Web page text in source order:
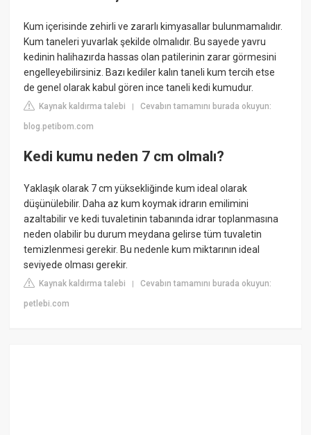
Kum içerisinde zehirli ve zararlı kimyasallar bulunmamalıdır.
Kum taneleri yuvarlak şekilde olmalıdır. Bu sayede yavru
kedinin halihazırda hassas olan patilerinin zarar görmesini
engelleyebilirsiniz. Bazı kediler kalın taneli kum tercih etse
de genel olarak kabul gören ince taneli kedi kumudur.
Kaynak kaldırma talebi |Cevabın tamamını burada okuyun:
blog.petibom.com
Kedi kumu neden 7 cm olmalı?
Yaklaşık olarak 7 cm yüksekliğinde kum ideal olarak
düşünülebilir. Daha az kum koymak idrarın emilimini
azaltabilir ve kedi tuvaletinin tabanında idrar toplanmasına
neden olabilir bu durum meydana gelirse tüm tuvaletin
temizlenmesi gerekir. Bu nedenle kum miktarının ideal
seviyede olması gerekir.
Kaynak kaldırma talebi |Cevabın tamamını burada okuyun:
petlebi.com